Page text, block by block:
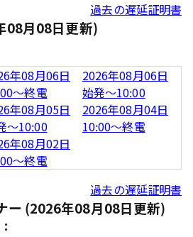
過去の遅延証明書
08月08日更新)
年08月06日
～終電
2026年08月06日
始発～10:00
年08月05日
～10:00
2026年08月04日
10:00～終電
年08月02日
～終電
過去の遅延証明書
ー (2026年08月08日更新)